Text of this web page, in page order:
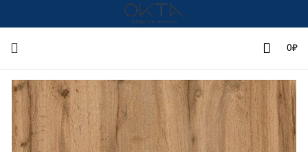
0₽